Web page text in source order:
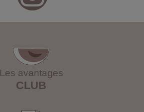
Les avantages
CLUB